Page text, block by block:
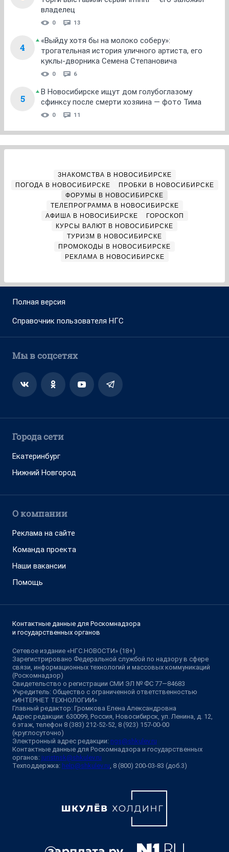
владелец
0 13
4
«Выйду хотя бы на молоко соберу»:
трогательная история уличного артиста, его
куклы-дворника Семена Степановича
0 6
5
В Новосибирске ищут дом голубоглазому
сфинксу после смерти хозяина — фото Тима
0 11
ЗНАКОМСТВА В НОВОСИБИРСКЕ
ПОГОДА В НОВОСИБИРСКЕ
ПРОБКИ В НОВОСИБИРСКЕ
ФОРУМЫ В НОВОСИБИРСКЕ
ТЕЛЕПРОГРАММА В НОВОСИБИРСКЕ
АФИША В НОВОСИБИРСКЕ
ГОРОСКОП
КУРСЫ ВАЛЮТ В НОВОСИБИРСКЕ
ТУРИЗМ В НОВОСИБИРСКЕ
ПРОМОКОДЫ В НОВОСИБИРСКЕ
РЕКЛАМА В НОВОСИБИРСКЕ
Полная версия
Справочник пользователя НГС
Мы в соцсетях
Города сети
Екатеринбург
Нижний Новгород
О компании
Реклама на сайте
Команда проекта
Наши вакансии
Помощь
Контактные данные для Роскомнадзора
и государственных органов
Сетевое издание «НГС.НОВОСТИ» (18+)
Зарегистрировано Федеральной службой по надзору в сфере
связи, информационных технологий и массовых коммуникаций
(Роскомнадзор)
Свидетельство о регистрации СМИ ЭЛ № ФС 77—84683
Учредитель: Общество с ограниченной ответственностью
«ИНТЕРНЕТ ТЕХНОЛОГИИ»
Главный редактор: Громкова Елена Александровна
Адрес редакции: 630099, Россия, Новосибирск, ул. Ленина, д. 12,
6 этаж, телефон 8 (383) 212-52-52, 8 (923) 157-00-00
(круглосуточно)
Электронный адрес редакции: ngs@shkulev.ru
Контактные данные для Роскомнадзора и государственных
органов: juristnsk@shkulev.ru
Техподдержка: help@shkulev.ru, 8 (800) 200-03-83 (доб.3)